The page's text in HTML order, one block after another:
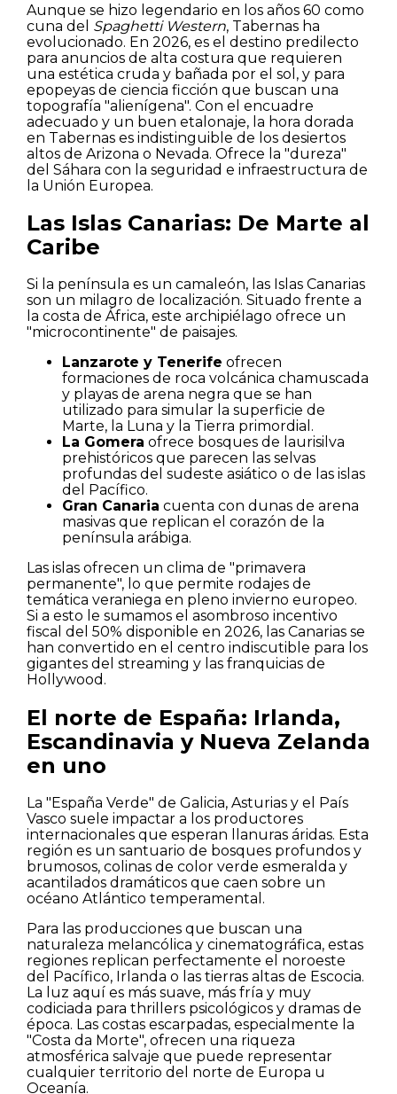
Casas
Pisos
Calles
Naturaleza
Aunque se hizo legendario en los años 60 como
cuna del Spaghetti Western, Tabernas ha
evolucionado. En 2026, es el destino predilecto
para anuncios de alta costura que requieren
una estética cruda y bañada por el sol, y para
epopeyas de ciencia ficción que buscan una
topografía "alienígena". Con el encuadre
adecuado y un buen etalonaje, la hora dorada
en Tabernas es indistinguible de los desiertos
altos de Arizona o Nevada. Ofrece la "dureza"
del Sáhara con la seguridad e infraestructura de
la Unión Europea.
Las Islas Canarias: De Marte al
Caribe
Si la península es un camaleón, las Islas Canarias
son un milagro de localización. Situado frente a
la costa de África, este archipiélago ofrece un
"microcontinente" de paisajes.
Lanzarote y Tenerife ofrecen
formaciones de roca volcánica chamuscada
y playas de arena negra que se han
utilizado para simular la superficie de
Marte, la Luna y la Tierra primordial.
La Gomera ofrece bosques de laurisilva
prehistóricos que parecen las selvas
profundas del sudeste asiático o de las islas
del Pacífico.
Gran Canaria cuenta con dunas de arena
masivas que replican el corazón de la
península arábiga.
Las islas ofrecen un clima de "primavera
permanente", lo que permite rodajes de
temática veraniega en pleno invierno europeo.
Si a esto le sumamos el asombroso incentivo
fiscal del 50% disponible en 2026, las Canarias se
han convertido en el centro indiscutible para los
gigantes del streaming y las franquicias de
Hollywood.
El norte de España: Irlanda,
Escandinavia y Nueva Zelanda
en uno
La "España Verde" de Galicia, Asturias y el País
Vasco suele impactar a los productores
internacionales que esperan llanuras áridas. Esta
región es un santuario de bosques profundos y
brumosos, colinas de color verde esmeralda y
acantilados dramáticos que caen sobre un
océano Atlántico temperamental.
Para las producciones que buscan una
naturaleza melancólica y cinematográfica, estas
regiones replican perfectamente el noroeste
del Pacífico, Irlanda o las tierras altas de Escocia.
La luz aquí es más suave, más fría y muy
codiciada para thrillers psicológicos y dramas de
época. Las costas escarpadas, especialmente la
"Costa da Morte", ofrecen una riqueza
atmosférica salvaje que puede representar
cualquier territorio del norte de Europa u
Oceanía.